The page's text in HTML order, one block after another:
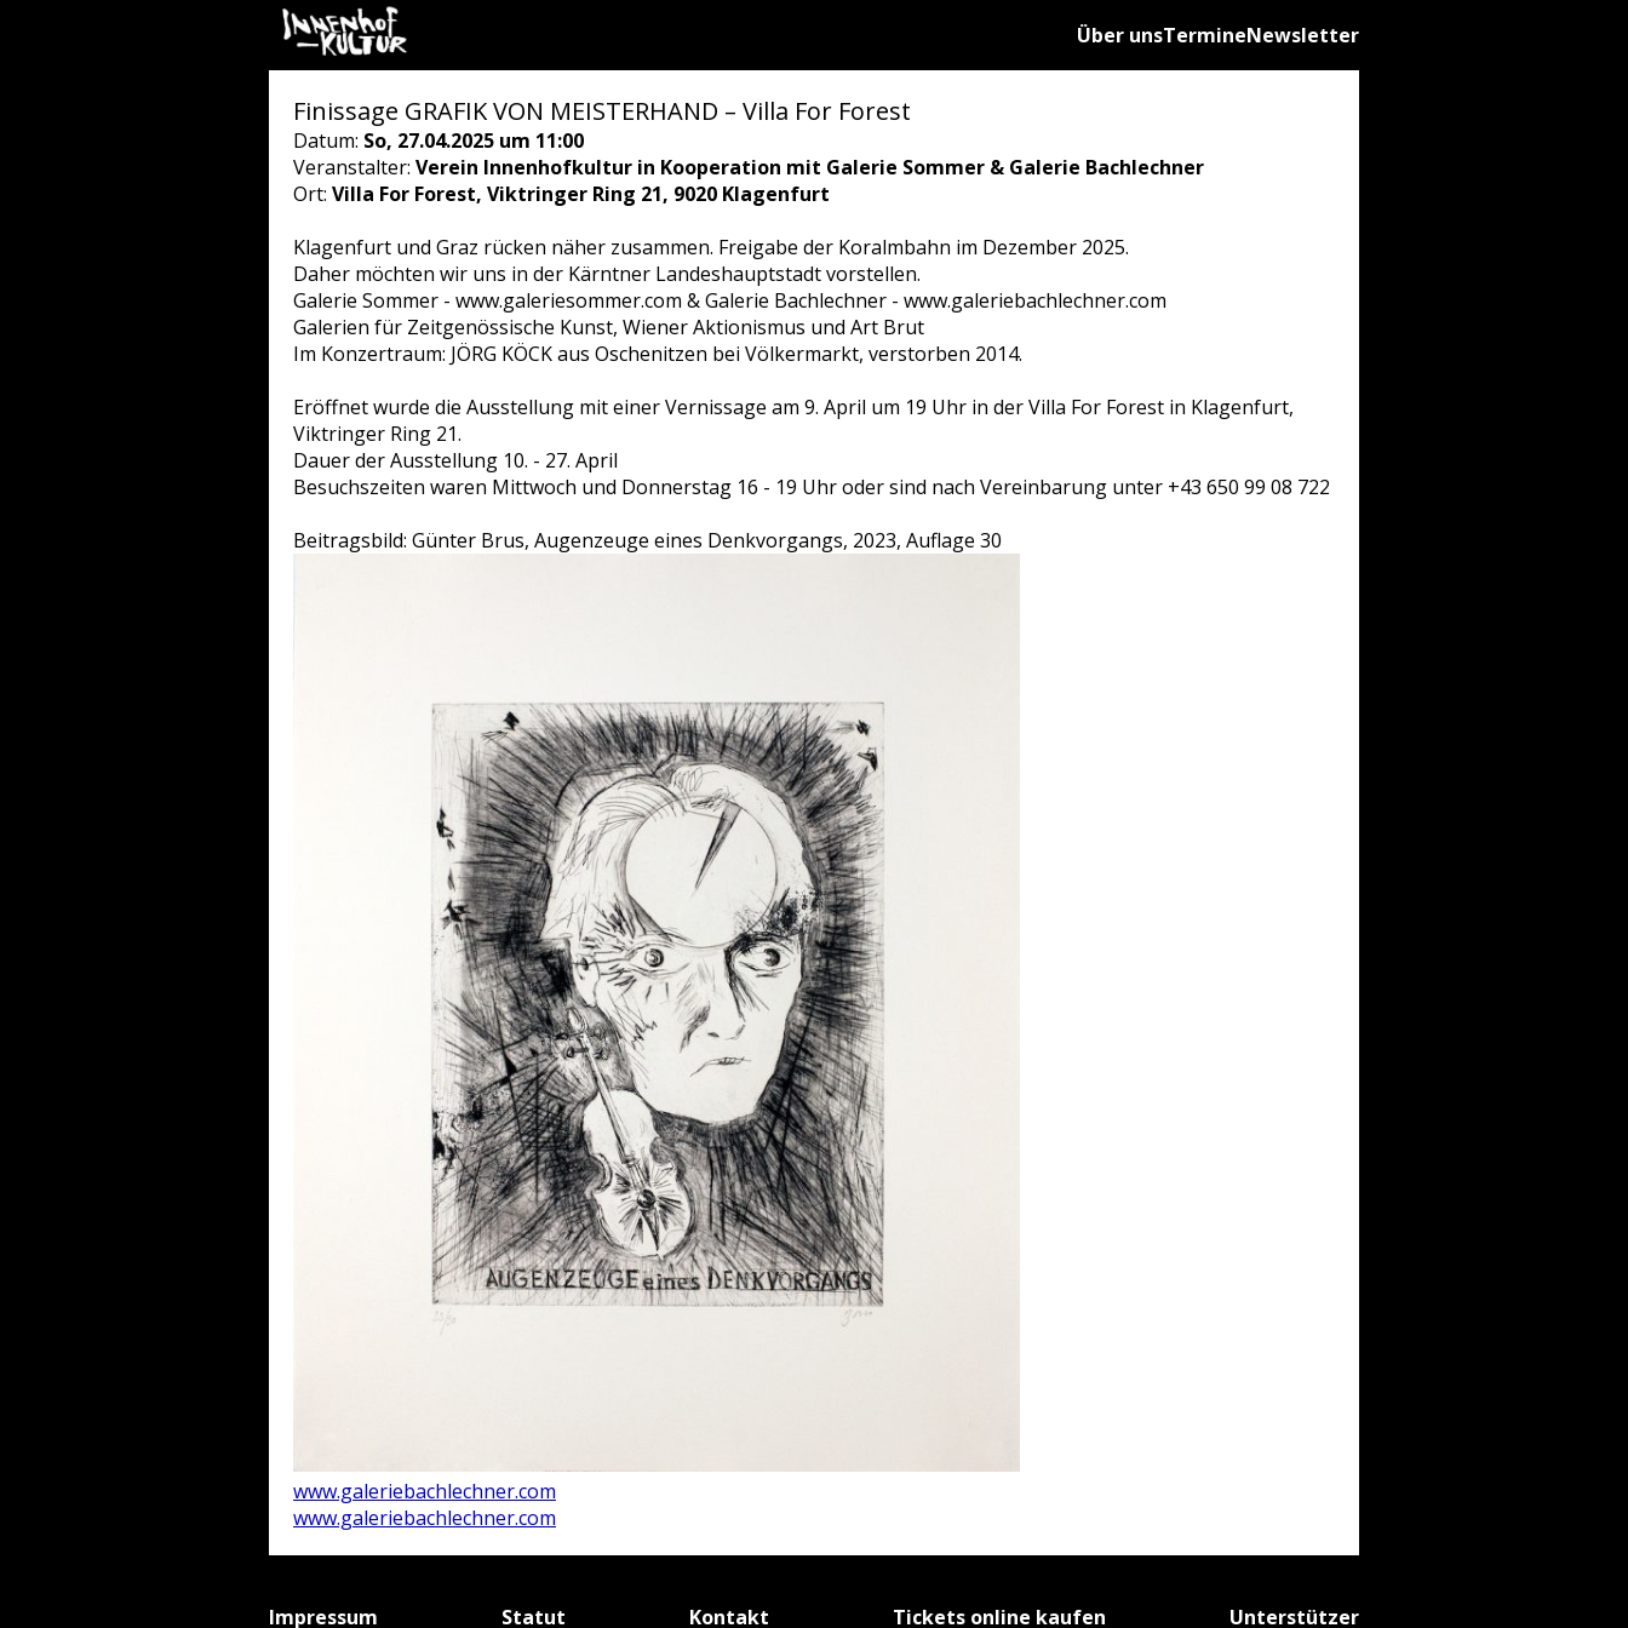
Über unsTermineNewsletter
Finissage GRAFIK VON MEISTERHAND – Villa For Forest
Datum: So, 27.04.2025 um 11:00
Veranstalter: Verein Innenhofkultur in Kooperation mit Galerie Sommer & Galerie Bachlechner
Ort: Villa For Forest, Viktringer Ring 21, 9020 Klagenfurt
Klagenfurt und Graz rücken näher zusammen. Freigabe der Koralmbahn im Dezember 2025.
Daher möchten wir uns in der Kärntner Landeshauptstadt vorstellen.
Galerie Sommer - www.galeriesommer.com & Galerie Bachlechner - www.galeriebachlechner.com
Galerien für Zeitgenössische Kunst, Wiener Aktionismus und Art Brut
Im Konzertraum: JÖRG KÖCK aus Oschenitzen bei Völkermarkt, verstorben 2014.
Eröffnet wurde die Ausstellung mit einer Vernissage am 9. April um 19 Uhr in der Villa For Forest in Klagenfurt,
Viktringer Ring 21.
Dauer der Ausstellung 10. - 27. April
Besuchszeiten waren Mittwoch und Donnerstag 16 - 19 Uhr oder sind nach Vereinbarung unter +43 650 99 08 722
Beitragsbild: Günter Brus, Augenzeuge eines Denkvorgangs, 2023, Auflage 30
www.galeriebachlechner.com
www.galeriebachlechner.com
Impressum Statut Kontakt Tickets online kaufen Unterstützer